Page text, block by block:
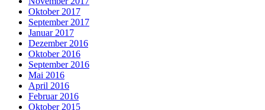
Oktober 2017
September 2017
Januar 2017
Dezember 2016
Oktober 2016
September 2016
Mai 2016
April 2016
Februar 2016
Oktober 2015